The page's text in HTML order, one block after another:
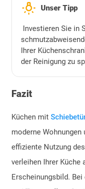
wb_incandescent Unser Tipp
Investieren Sie in
Ihrer
der Reinigung zu
Fazit
Küchen mit
moderne
effiziente Nutzung
verleihen Ihrer Küche
Erscheinungsbild.